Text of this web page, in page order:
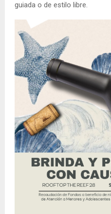
guiada o de estilo libre.